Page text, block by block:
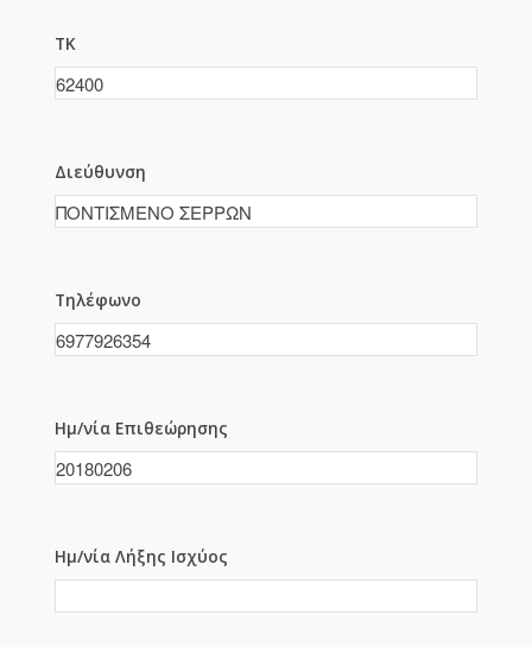
ΤΚ
Διεύθυνση
Τηλέφωνο
Ημ/νία Επιθεώρησης
Ημ/νία Λήξης Ισχύος